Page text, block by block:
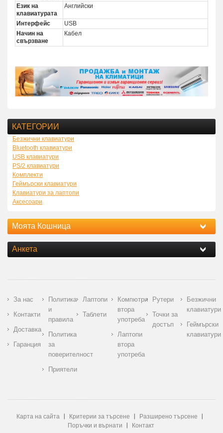
Език на
клавиатурата
Английски
Интерфейс
USB
Начин на
свързване
Кабел
КАТЕГОРИИ
Безжични клавиатури
Bluetooth клавиатури
USB клавиатури
PS/2 клавиатури
Комплекти
Геймърски клавиатури
Клавиатури за лаптопи
Аксесоари
Моята Кошница
Анкета
За нас
Контакти
Доставка
Гаранция
Политика
и
правила
Политика
за
поверителност
Приятели
Лаптопи
Таблети
Компютри
втора
употреба
Лаптопи
втора
употреба
Рутери
Точки за
достъп
Безжични
клавиатури
Геймърски
клавиатури
Карта на сайта Критерии за търсене
Разширено търсене
Поръчки и върнати
Контакт